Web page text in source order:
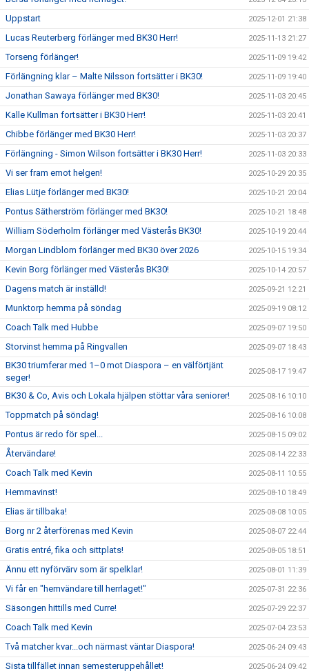
Uppstart 2025-12-01 21:38
Lucas Reuterberg förlänger med BK30 Herr! 2025-11-13 21:27
Torseng förlänger! 2025-11-09 19:42
Förlängning klar – Malte Nilsson fortsätter i BK30! 2025-11-09 19:40
Jonathan Sawaya förlänger med BK30! 2025-11-03 20:45
Kalle Kullman fortsätter i BK30 Herr! 2025-11-03 20:41
Chibbe förlänger med BK30 Herr! 2025-11-03 20:37
Förlängning - Simon Wilson fortsätter i BK30 Herr! 2025-11-03 20:33
Vi ser fram emot helgen! 2025-10-29 20:35
Elias Lütje förlänger med BK30! 2025-10-21 20:04
Pontus Sätherström förlänger med BK30! 2025-10-21 18:48
William Söderholm förlänger med Västerås BK30! 2025-10-19 20:44
Morgan Lindblom förlänger med BK30 över 2026 2025-10-15 19:34
Kevin Borg förlänger med Västerås BK30! 2025-10-14 20:57
Dagens match är inställd! 2025-09-21 12:21
Munktorp hemma på söndag 2025-09-19 08:12
Coach Talk med Hubbe 2025-09-07 19:50
Storvinst hemma på Ringvallen 2025-09-07 18:43
BK30 triumferar med 1–0 mot Diaspora – en välförtjänt
seger!
2025-08-17 19:47
BK30 & Co, Avis och Lokala hjälpen stöttar våra seniorer! 2025-08-16 10:10
Toppmatch på söndag! 2025-08-16 10:08
Pontus är redo för spel... 2025-08-15 09:02
Återvändare! 2025-08-14 22:33
Coach Talk med Kevin 2025-08-11 10:55
Hemmavinst! 2025-08-10 18:49
Elias är tillbaka! 2025-08-08 10:05
Borg nr 2 återförenas med Kevin 2025-08-07 22:44
Gratis entré, fika och sittplats! 2025-08-05 18:51
Ännu ett nyförvärv som är spelklar! 2025-08-01 11:39
Vi får en "hemvändare till herrlaget!" 2025-07-31 22:36
Säsongen hittills med Curre! 2025-07-29 22:37
Coach Talk med Kevin 2025-07-04 23:53
Två matcher kvar...och närmast väntar Diaspora! 2025-06-24 09:43
Sista tillfället innan semesteruppehållet! 2025-06-24 09:42